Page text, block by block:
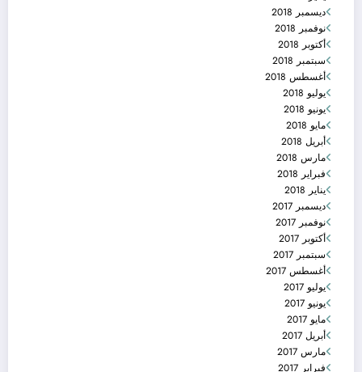
ديسمبر 2018
نوفمبر 2018
أكتوبر 2018
سبتمبر 2018
أغسطس 2018
يوليو 2018
يونيو 2018
مايو 2018
أبريل 2018
مارس 2018
فبراير 2018
يناير 2018
ديسمبر 2017
نوفمبر 2017
أكتوبر 2017
سبتمبر 2017
أغسطس 2017
يوليو 2017
يونيو 2017
مايو 2017
أبريل 2017
مارس 2017
فبراير 2017